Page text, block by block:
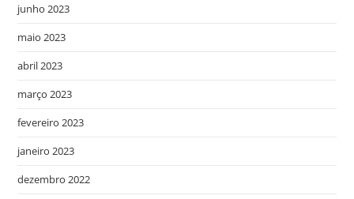
junho 2023
maio 2023
abril 2023
março 2023
fevereiro 2023
janeiro 2023
dezembro 2022